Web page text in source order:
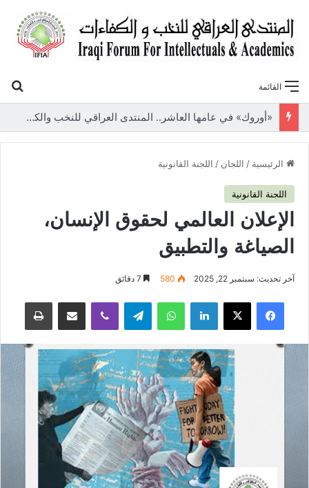
القائمة
«أوروك» في عامها العاشر.. المنتدى العراقي للنخب والكفاءات يصدر عددًا جديدًا ببحوث علمية تعالج قضايا الاقتصاد والطاقة
الرئيسية / اللجان / اللجنة القانونية
اللجنة القانونية
الإعلان العالمي لحقوق الإنسان،
الصياغة والتطبيق
آخر تحديث: سبتمبر 22, 2025 580
فيسبوك لينكدإن واتساب